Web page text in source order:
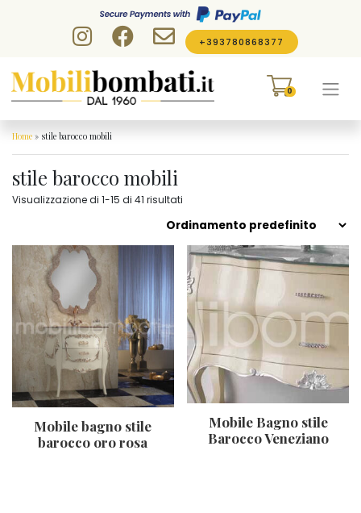
+393780868377
0
Home » stile barocco mobili
stile barocco mobili
Visualizzazione di 1-15 di 41 risultati
Mobile bagno stile
barocco oro rosa
Mobile Bagno stile
Barocco Veneziano